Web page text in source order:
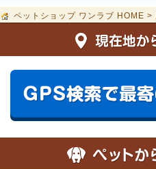
ペットショップ ワンラブ HOME >